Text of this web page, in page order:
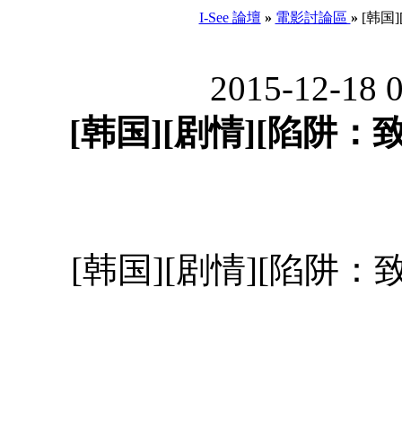
I-See 論壇 » 電影討論區 » [韩国
2015-12-18
[韩国][剧情][陷阱：
[韩国][剧情][陷阱：